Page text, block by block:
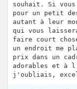
souhait. Si
pour un petit
autant à leur
qui vous
faire court
un endroit me
prix dans un
adorables et à
j'oubliais,